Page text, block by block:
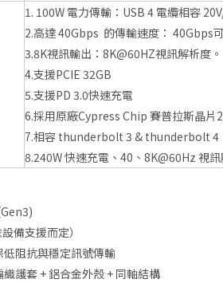
1. 100W 電力傳輸：USB 4 電纜相容
2.高達 40Gbps 的傳輸速度： 40Gbps
3.8K視訊輸出：8K@60HZ視訊解析度。
4.支援PCIE 32GB
5.支援PD 3.0快速充電
6.採用原廠Cypress Chip 賽普拉斯晶片
7.相容 thunderbolt 3 & thunderbolt 4
8.240W 快速充電、40、8K@60Hz 視
備支援而定）
阻抗與穩定訊號傳輸
護套 + 鋁合金外殼 + 同軸結構